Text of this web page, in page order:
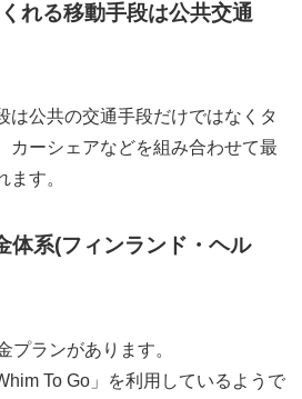
れる移動手段は公共交通
は公共の交通手段だけではなくタ
カーシェアなどを組み合わせて最
ます。
体系(フィンランド・ヘル
プランがあります。
To Go」を利用しているようで